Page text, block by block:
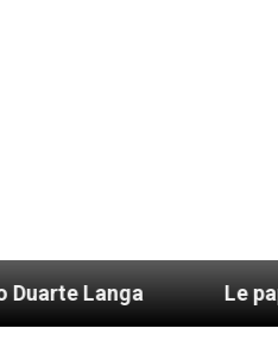
Le pape Léon XIV